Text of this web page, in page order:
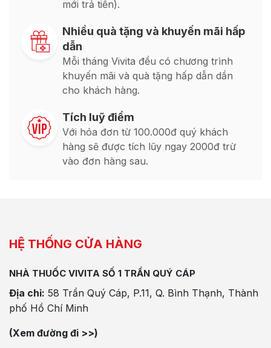
mới trả tiền).
Nhiều quà tặng và khuyến mãi hấp
dẫn
Mỗi tháng Vivita đều có chương trình
khuyến mãi và quà tặng hấp dẫn dần
cho khách hàng.
Tích luỹ điểm
Với hóa đơn từ 100.000đ quý khách
hàng sẽ được tích lũy ngay 2000đ trừ
vào đơn hàng sau.
HỆ THỐNG CỬA HÀNG
NHÀ THUỐC VIVITA SỐ 1 TRẦN QUÝ CÁP
Địa chỉ: 58 Trần Quý Cáp, P.11, Q. Bình Thạnh, Thành
phố Hồ Chí Minh
(Xem đường đi >>)